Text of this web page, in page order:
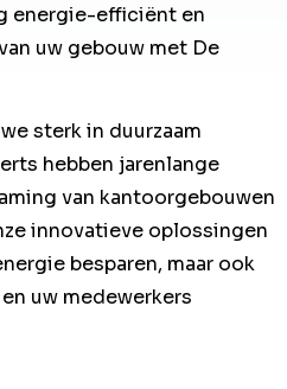
energie-efficiënt en
uw gebouw met De
sterk in duurzaam
hebben jarenlange
van kantoorgebouwen
innovatieve oplossingen
besparen, maar ook
uw medewerkers